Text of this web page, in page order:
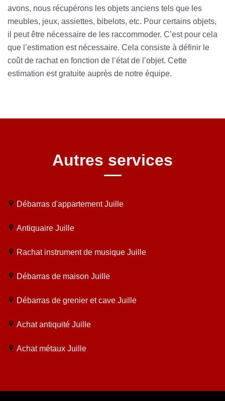
avons, nous récupérons les objets anciens tels que les
meubles, jeux, assiettes, bibelots, etc. Pour certains objets,
il peut être nécessaire de les raccommoder. C’est pour cela
que l’estimation est nécessaire. Cela consiste à définir le
coût de rachat en fonction de l’état de l’objet. Cette
estimation est gratuite auprès de notre équipe.
Autres services
Débarras d'appartement Juille
Antiquaire Juille
Rachat instrument de musique Juille
Débarras de maison Juille
Débarras de grenier et cave Juille
Achat antiquité Juille
Achat métaux Juille